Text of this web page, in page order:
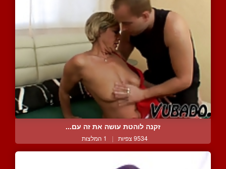
זקנה לוהטת עושה את זה עם...
9534 צפיות | 1 המלצות